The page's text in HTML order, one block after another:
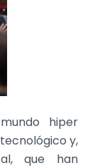
hiper
y,
que han